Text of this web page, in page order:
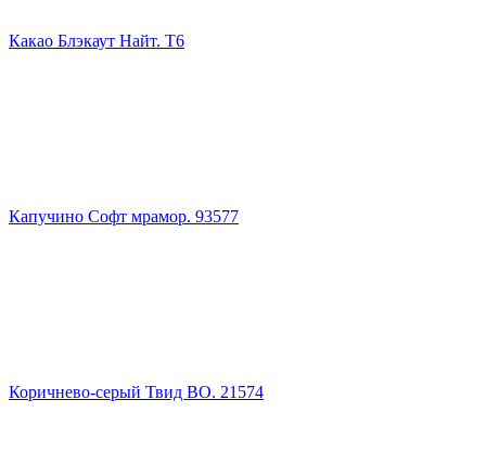
Какао Блэкаут Найт. Т6
Капучино Софт мрамор. 93577
Коричнево-серый Твид ВО. 21574